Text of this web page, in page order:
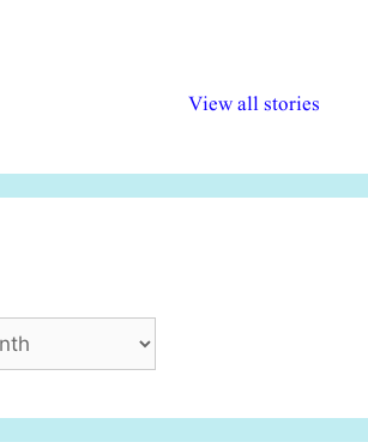
View all stories
अधिकार दिवस| 18
वर्षातील